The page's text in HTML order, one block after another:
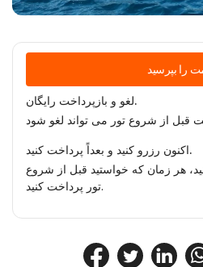
را بپرسید
لغو و بازپرداخت رایگان.
اکنون رزرو کنید و بعداً پرداخت کنید.
هر زمان که خواستید قبل از شروع
تور پرداخت کنید.